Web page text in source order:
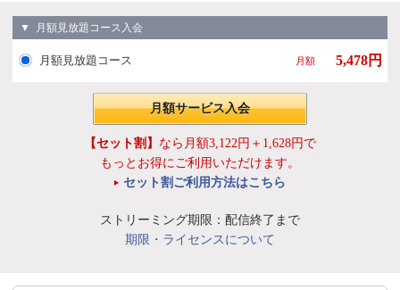
▼ 月額見放題コース入会
月額見放題コース 月額 5,478円
月額サービス入会
【セット割】 なら月額3,122円＋1,628円で
もっとお得にご利用いただけます。
セット割ご利用方法はこちら
ストリーミング期限：配信終了まで
期限・ライセンスについて